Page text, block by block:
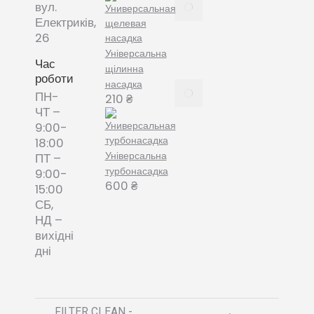
вул.
Електриків,
26
Час
роботи
ПН-
ЧТ –
9:00-
18:00
ПТ –
9:00-
15:00
СБ,
НД –
вихідні
дні
Універсальна
щілинна
насадка
210 ₴
Універсальна
турбонасадка
600 ₴